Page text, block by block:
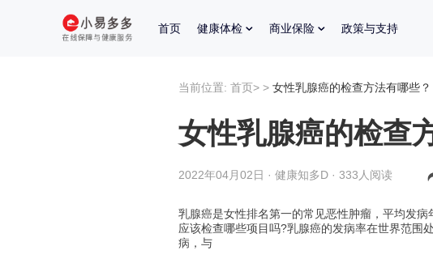
首页 健康体检 商业保险 政策与支持
当前位置: 首页> > 女性乳腺癌的检查方法有哪些？
女性乳腺癌的检查
2022年04月02日 · 健康知多D · 333人阅读
乳腺癌是女性排名第一的常见恶性肿瘤，平均发
应该检查哪些项目吗?乳腺癌的发病率在世界范围
病，与